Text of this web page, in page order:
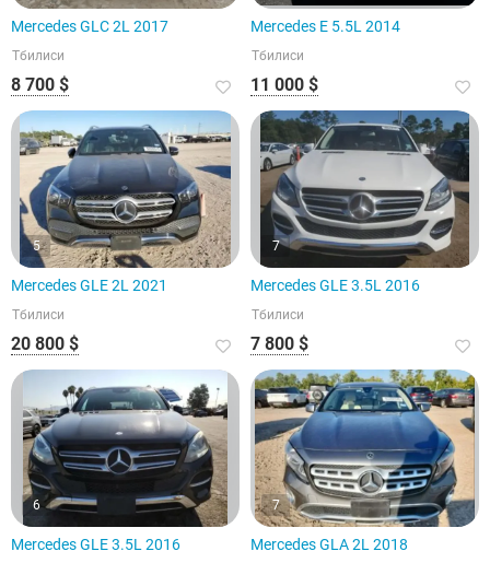
Mercedes GLC 2L 2017
Тбилиси
8 700 $
Mercedes E 5.5L 2014
Тбилиси
11 000 $
5
Mercedes GLE 2L 2021
Тбилиси
20 800 $
7
Mercedes GLE 3.5L 2016
Тбилиси
7 800 $
6
Mercedes GLE 3.5L 2016
7
Mercedes GLA 2L 2018